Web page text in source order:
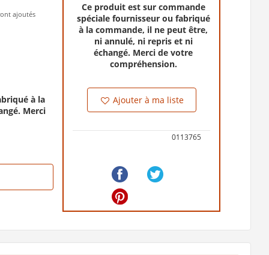
ajoutés
à la
Merci
Ce produit est sur commande
spéciale fournisseur ou fabriqué
à la commande, il ne peut être,
ni annulé, ni repris et ni
échangé. Merci de votre
compréhension.
Ajouter à ma liste
0113765